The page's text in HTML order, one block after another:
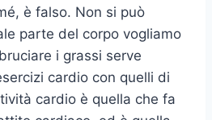
è falso. Non si può
parte del corpo vogliamo
i grassi serve
cardio con quelli di
cardio è quella che fa